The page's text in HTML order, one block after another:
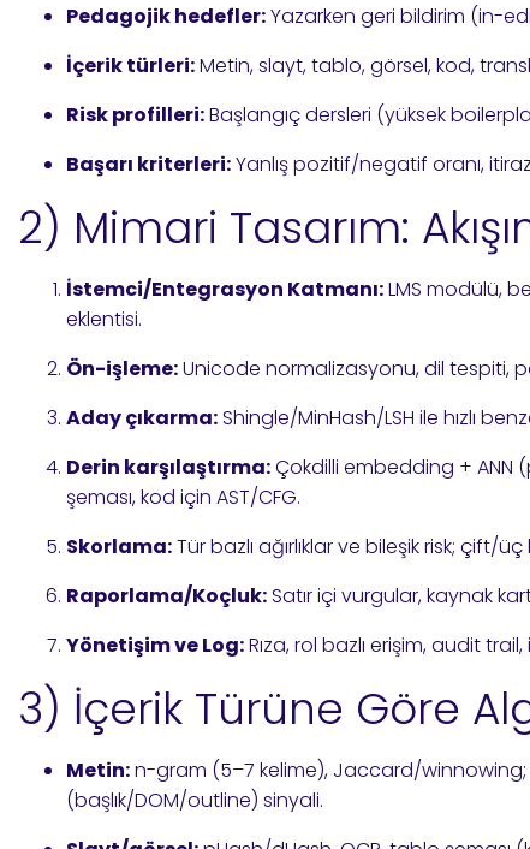
Pedagojik hedefler:Yazarken geri bildirim (in-
İçerik türleri:Metin, slayt, tablo, görsel, kod,
Risk profilleri:Başlangıç dersleri (yüksek
Başarı kriterleri:Yanlış pozitif/negatif oranı,
2) Mimari Tasarım:
İstemci/Entegrasyon Katmanı:LMS modülü,
eklentisi.
Ön-işleme:Unicode normalizasyonu, dil tespiti,
Aday çıkarma:Shingle/MinHash/LSH ile hızlı
Derin karşılaştırma:Çokdilli embedding + ANN
şeması, kod için AST/CFG.
Skorlama:Tür bazlı ağırlıklar ve bileşik risk; çift/
Raporlama/Koçluk:Satır içi vurgular, kaynak
Yönetişim ve Log:Rıza, rol bazlı erişim, audit
3) İçerik Türüne Göre
Metin:n-gram (5–7 kelime), Jaccard/winnowing;
(başlık/DOM/outline) sinyali.